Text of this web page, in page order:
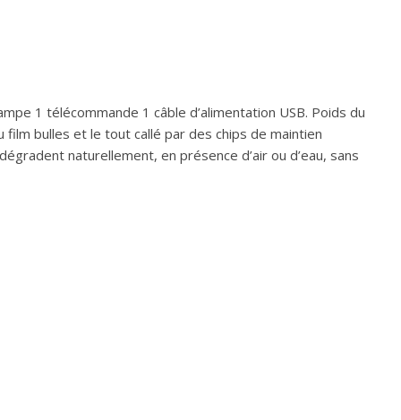
1 télécommande 1 câble d’alimentation USB. Poids du
bulles et le tout callé par des chips de maintien
naturellement, en présence d’air ou d’eau, sans